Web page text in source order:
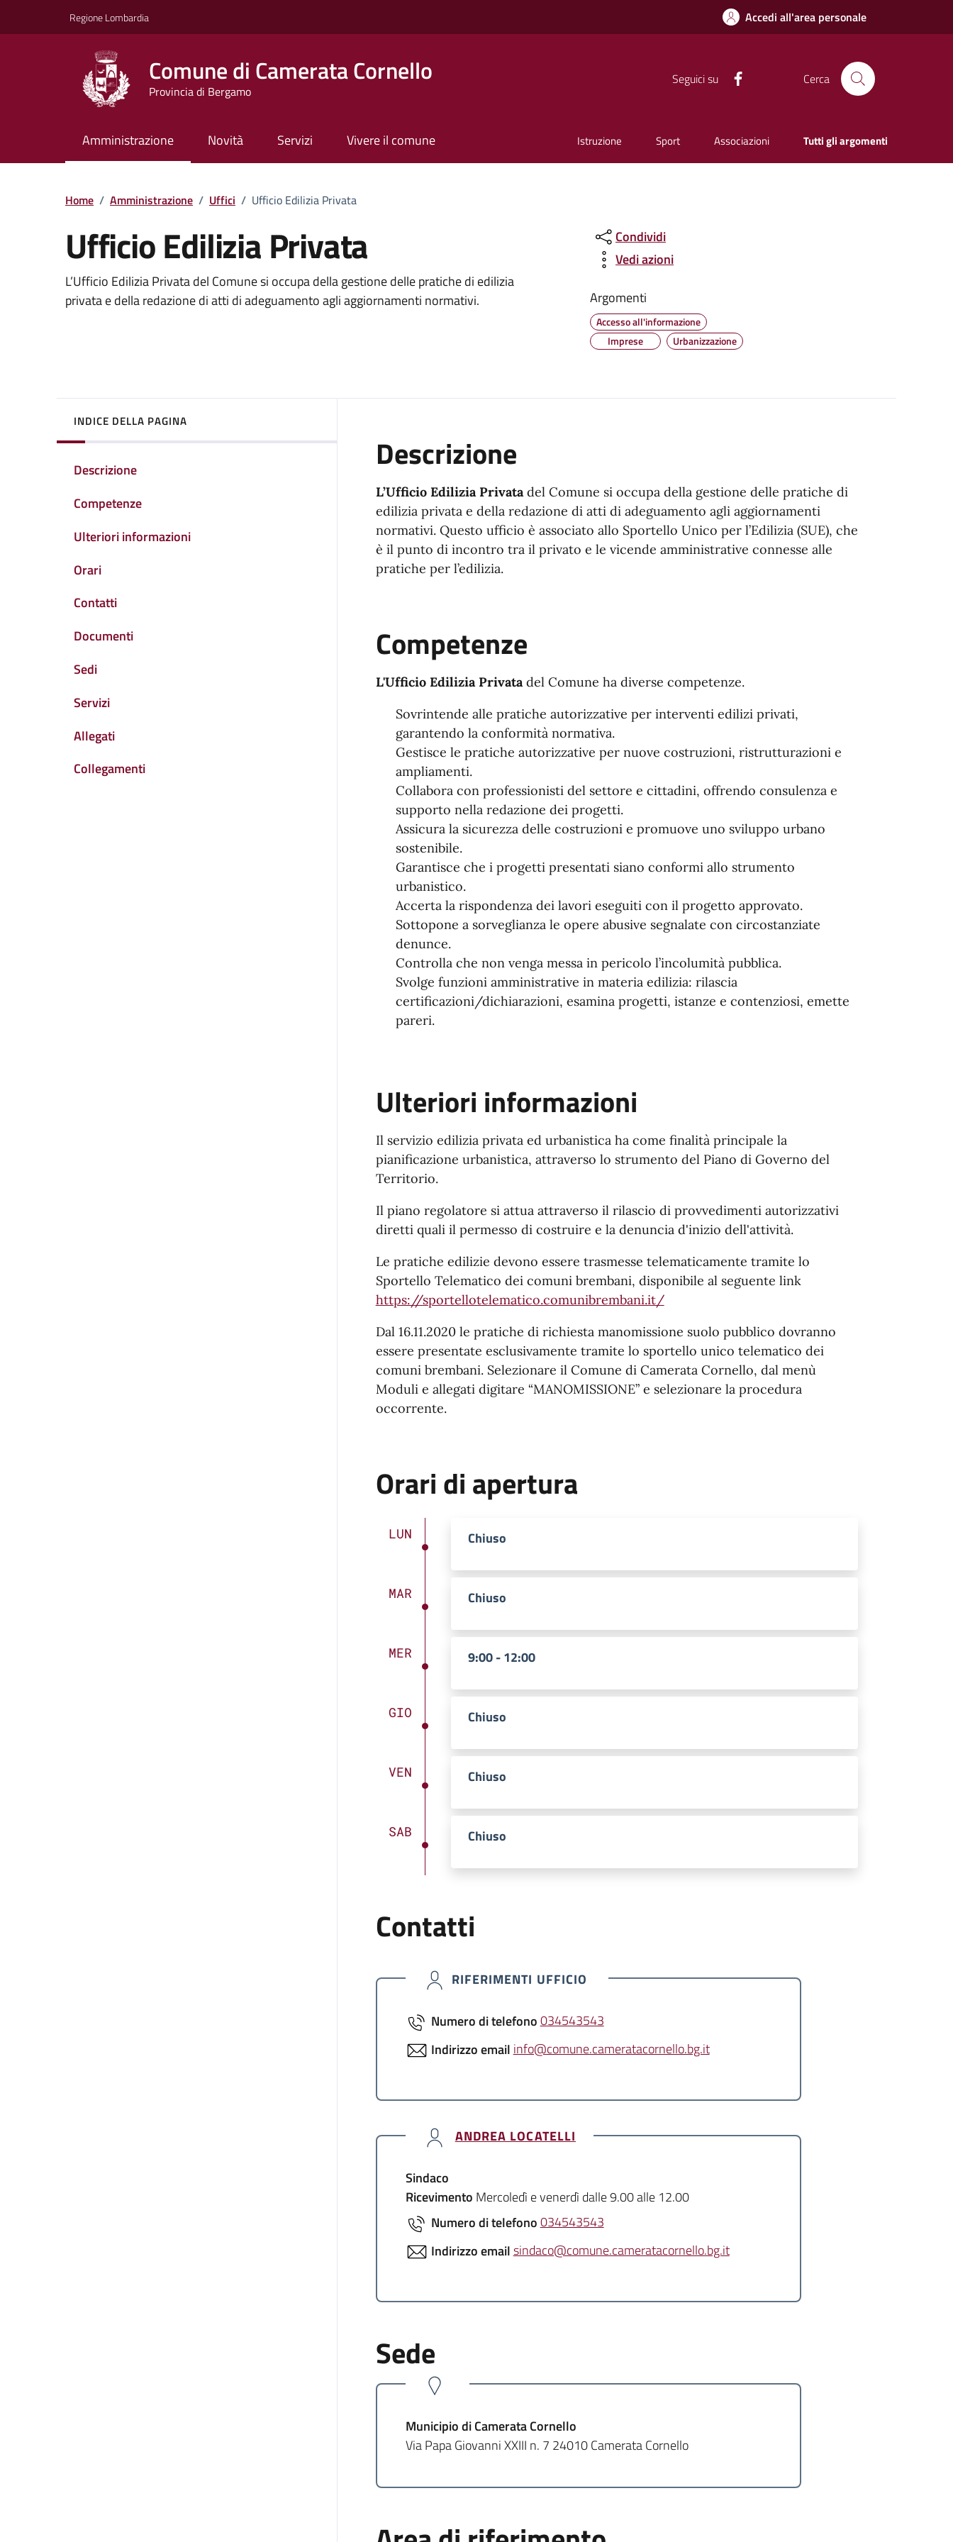
Regione Lombardia Accedi all'area personale
Comune di Camerata Cornello
Provincia di Bergamo
Seguici su Cerca
Amministrazione Novità Servizi Vivere il comune Istruzione Sport Associazioni Tutti gli argomenti
Dettagli dell'ufficio
Home / Amministrazione / Uffici / Ufficio Edilizia Privata
Ufficio Edilizia Privata
L’Ufficio Edilizia Privata del Comune si occupa della gestione delle pratiche di edilizia
privata e della redazione di atti di adeguamento agli aggiornamenti normativi.
Condividi
Vedi azioni
Argomenti
Accesso all'informazione
Imprese
Urbanizzazione
INDICE DELLA PAGINA
Descrizione
Competenze
Ulteriori informazioni
Orari
Contatti
Documenti
Sedi
Servizi
Allegati
Collegamenti
Descrizione
L’Ufficio Edilizia Privatadel Comune si occupa della gestione delle pratiche di
edilizia privata e della redazione di atti di adeguamento agli aggiornamenti
normativi. Questo ufficio è associato allo Sportello Unico per l’Edilizia (SUE), che
è il punto di incontro tra il privato e le vicende amministrative connesse alle
pratiche per l’edilizia.
Competenze
L'Ufficio Edilizia Privatadel Comune ha diverse competenze.
Sovrintende alle pratiche autorizzative per interventi edilizi privati,
garantendo la conformità normativa.
Gestisce le pratiche autorizzative per nuove costruzioni, ristrutturazioni e
ampliamenti.
Collabora con professionisti del settore e cittadini, offrendo consulenza e
supporto nella redazione dei progetti.
Assicura la sicurezza delle costruzioni e promuove uno sviluppo urbano
sostenibile.
Garantisce che i progetti presentati siano conformi allo strumento
urbanistico.
Accerta la rispondenza dei lavori eseguiti con il progetto approvato.
Sottopone a sorveglianza le opere abusive segnalate con circostanziate
denunce.
Controlla che non venga messa in pericolo l’incolumità pubblica.
Svolge funzioni amministrative in materia edilizia: rilascia
certificazioni/dichiarazioni, esamina progetti, istanze e contenziosi, emette
pareri.
Ulteriori informazioni
Il servizio edilizia privata ed urbanistica ha come finalità principale la
pianificazione urbanistica, attraverso lo strumento del Piano di Governo del
Territorio.
Il piano regolatore si attua attraverso il rilascio di provvedimenti autorizzativi
diretti quali il permesso di costruire e la denuncia d'inizio dell'attività.
Le pratiche edilizie devono essere trasmesse telematicamente tramite lo
Sportello Telematico dei comuni brembani, disponibile al seguente link
https://sportellotelematico.comunibrembani.it/
Dal 16.11.2020 le pratiche di richiesta manomissione suolo pubblico dovranno
essere presentate esclusivamente tramite lo sportello unico telematico dei
comuni brembani. Selezionare il Comune di Camerata Cornello, dal menù
Moduli e allegati digitare “MANOMISSIONE” e selezionare la procedura
occorrente.
Orari di apertura
LUN Chiuso
MAR Chiuso
MER 9:00 - 12:00
GIO Chiuso
VEN Chiuso
SAB Chiuso
Contatti
RIFERIMENTI UFFICIO
Numero di telefono034543543
Indirizzo emailinfo@comune.cameratacornello.bg.it
ANDREA LOCATELLI
Sindaco
Ricevimento Mercoledì e venerdì dalle 9.00 alle 12.00
Numero di telefono034543543
Indirizzo emailsindaco@comune.cameratacornello.bg.it
Sede
Municipio di Camerata Cornello
Via Papa Giovanni XXIII n. 7 24010 Camerata Cornello